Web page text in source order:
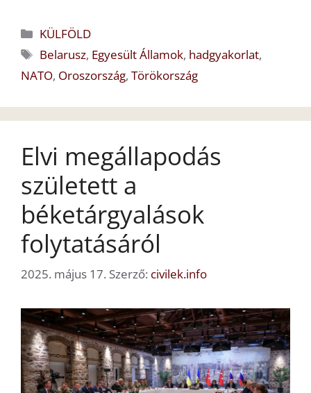
Kategória
KÜLFÖLD
Címkék
Belarusz, Egyesült Államok, hadgyakorlat,
NATO, Oroszország, Törökország
Elvi megállapodás
született a
béketárgyalások
folytatásáról
2025. május 17. Szerző: civilek.info